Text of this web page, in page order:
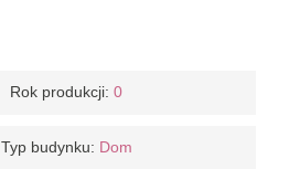
Rok produkcji: 0
Typ budynku: Dom